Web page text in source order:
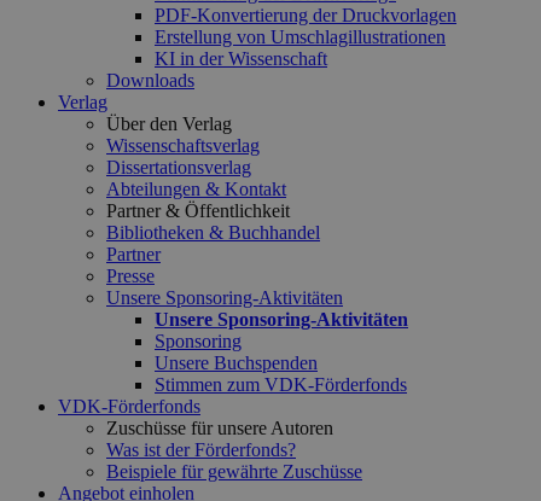
PDF-Konvertierung der Druckvorlagen
Erstellung von Umschlagillustrationen
KI in der Wissenschaft
Downloads
Verlag
Über den Verlag
Wissenschaftsverlag
Dissertationsverlag
Abteilungen & Kontakt
Partner & Öffentlichkeit
Bibliotheken & Buchhandel
Partner
Presse
Unsere Sponsoring-Aktivitäten
Unsere Sponsoring-Aktivitäten
Sponsoring
Unsere Buchspenden
Stimmen zum VDK-Förderfonds
VDK-Förderfonds
Zuschüsse für unsere Autoren
Was ist der Förderfonds?
Beispiele für gewährte Zuschüsse
Angebot einholen